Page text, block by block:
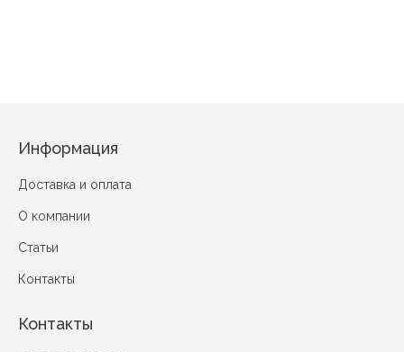
Информация
Доставка и оплата
О компании
Статьи
Контакты
Контакты